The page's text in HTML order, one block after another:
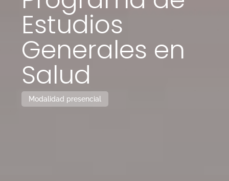
Estudios
Generales en
Salud
Modalidad presencial